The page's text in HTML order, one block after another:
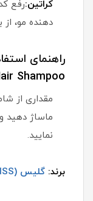
کراتین:رفع
دهنده مو، از
Shampoo:
مقداری از
نمایید.
برند: گلیس (GLISS)